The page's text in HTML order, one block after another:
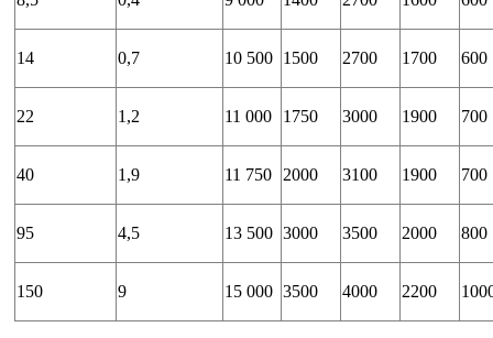
14 0,7 10 500 1500 2700 1700 600
22 1,2 11 000 1750 3000 1900 700
40 1,9 11 750 2000 3100 1900 700
95 4,5 13 500 3000 3500 2000 800
150 9 15 000 3500 4000 2200